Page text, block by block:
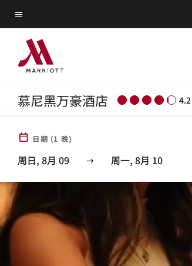
Skip
to
main
content
菜单文本
慕尼黑万豪酒店 4.2
日期 (1 晚)
周日, 8月 09 周一, 8月 10